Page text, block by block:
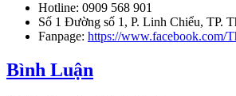
Hotline: 0909 568 901
Số 1 Đường số 1, P. Linh Chiểu, TP.
Fanpage: https://www.facebook.com/
Bình Luận